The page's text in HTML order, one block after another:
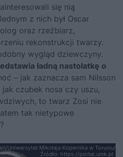
się nią
z nich był Oscar
oraz rzeźbiarz,
rekonstrukcji twarzy.
wygląd dziewczyny.
ładną nastolatkę o
– jak zaznacza sam Nilsson
czubek nosa czy uszu,
to twarz Zosi nie
tak nietypowe
Uniwersytet Mikołaja Kopernika w Toruniu/
Źródło: https://portal.umk.pl